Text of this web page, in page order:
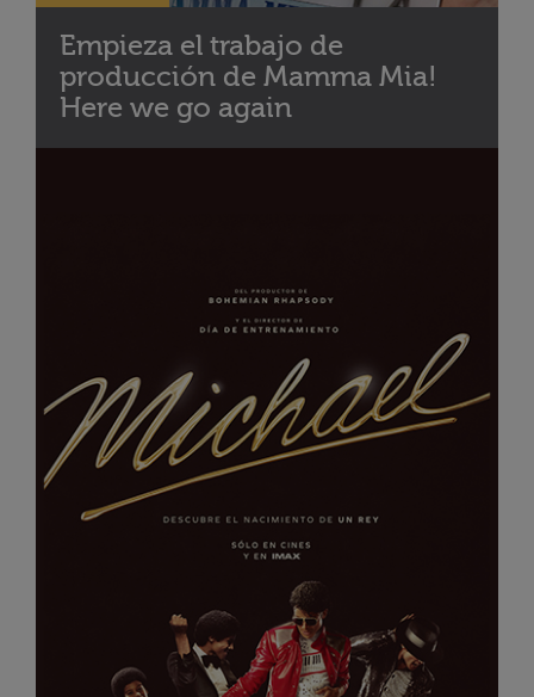
Empieza el trabajo de
producción de Mamma Mia!
Here we go again